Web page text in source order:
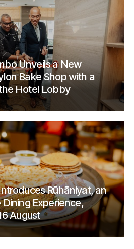
Unveils a New
Bake Shop with a
Hotel Lobby
Rūhāniyat, an
Experience,
August